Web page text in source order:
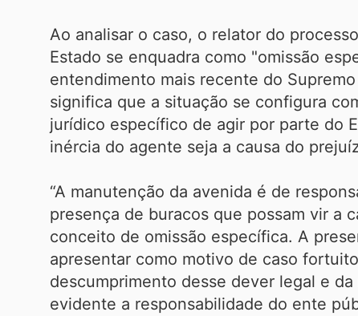
Ao analisar o caso, o relator do
Estado se enquadra como "omissão
entendimento mais recente do
significa que a situação se configura
jurídico específico de agir por parte do
inércia do agente seja a causa do
“A manutenção da avenida é de
presença de buracos que possam vir a
conceito de omissão específica. A
apresentar como motivo de caso
descumprimento desse dever legal e
evidente a responsabilidade do ente